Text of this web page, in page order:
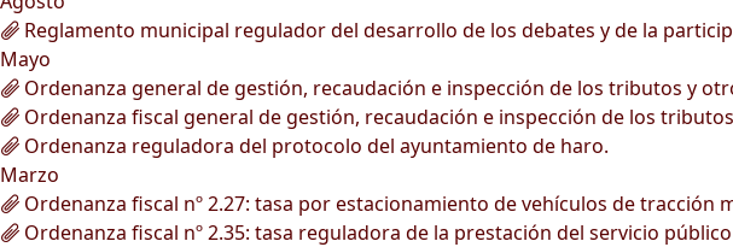
Reglamento municipal regulador del desarrollo de los debates y de la
Mayo
Ordenanza general de gestión, recaudación e inspección de los tributos y
Ordenanza fiscal general de gestión, recaudación e inspección de los
Ordenanza reguladora del protocolo del ayuntamiento de haro.
Marzo
Ordenanza fiscal nº 2.27: tasa por estacionamiento de vehículos de
Ordenanza fiscal nº 2.35: tasa reguladora de la prestación del servicio